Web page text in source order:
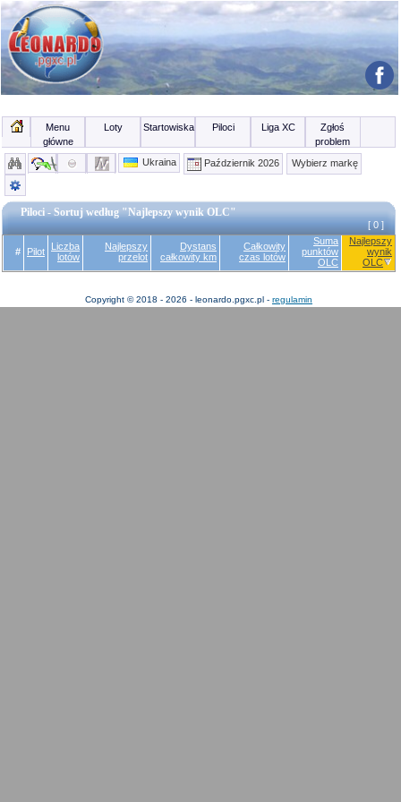
Menu
główne
Loty Startowiska Piloci Liga XC
Zgłoś
problem
Ukraina
Październik 2026 Wybierz markę
Piloci - Sortuj według "Najlepszy wynik OLC"
[ 0 ]
# Pilot
Liczba
lotów
Najlepszy
przelot
Dystans
całkowity km
Całkowity
czas lotów
Suma
punktów
OLC
Najlepszy
wynik
OLC
Copyright © 2018 - 2026 - leonardo.pgxc.pl - regulamin